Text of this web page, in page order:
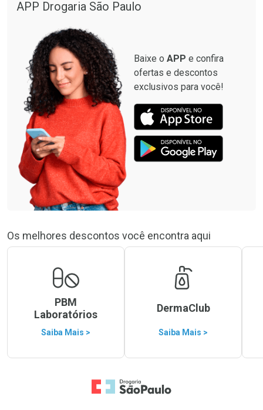
APP Drogaria São Paulo
Baixe o APP e confira
ofertas e descontos
exclusivos para você!
Os melhores descontos você encontra aqui
PBM
Laboratórios
Saiba Mais >
DermaClub
Saiba Mais >
Ir para a Home